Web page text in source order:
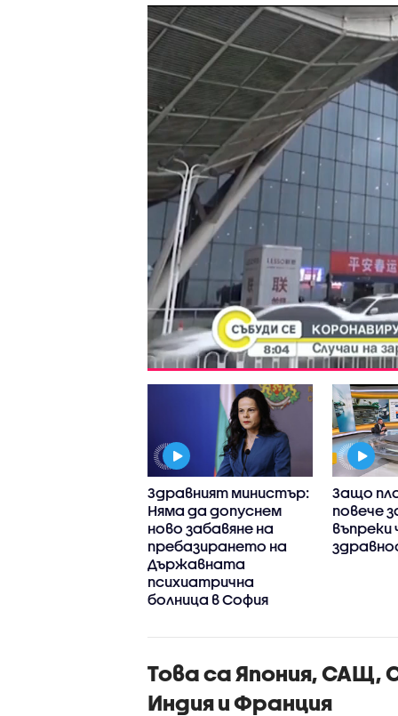
Здравният министър:
Няма да допуснем
ново забавяне на
пребазирането на
Държавната
психиатрична
болница в София
Защо
повече
въпреки
Това са Япония, САЩ,
Индия и Франция